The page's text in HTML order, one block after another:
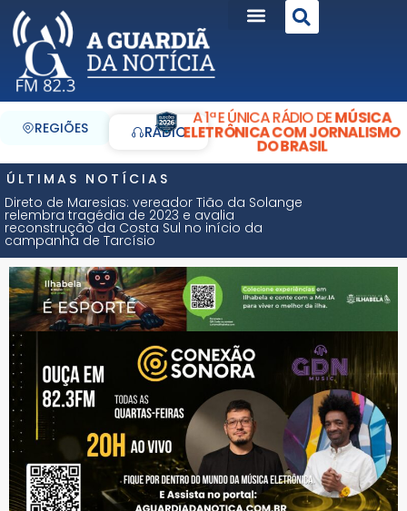
REGIÕES RÁDIO
A 1ª E ÚNICA RÁDIO DEMÚSICA
ELETRÔNICA COM JORNALISMO
DO BRASIL
ÚLTIMAS NOTÍCIAS
Direto de Maresias: vereador Tião da Solange
relembra tragédia de 2023 e avalia
reconstrução da Costa Sul no início da
campanha de Tarcísio